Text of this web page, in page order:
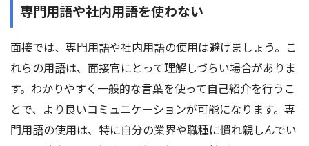
専門用語や社内用語を使わない
面接では、専門用語や社内用語の使用は避けましょう。こ
れらの用語は、面接官にとって理解しづらい場合がありま
す。わかりやすく一般的な言葉を使って自己紹介を行うこ
とで、より良いコミュニケーションが可能になります。専
門用語の使用は、特に自分の業界や職種に慣れ親しんでい